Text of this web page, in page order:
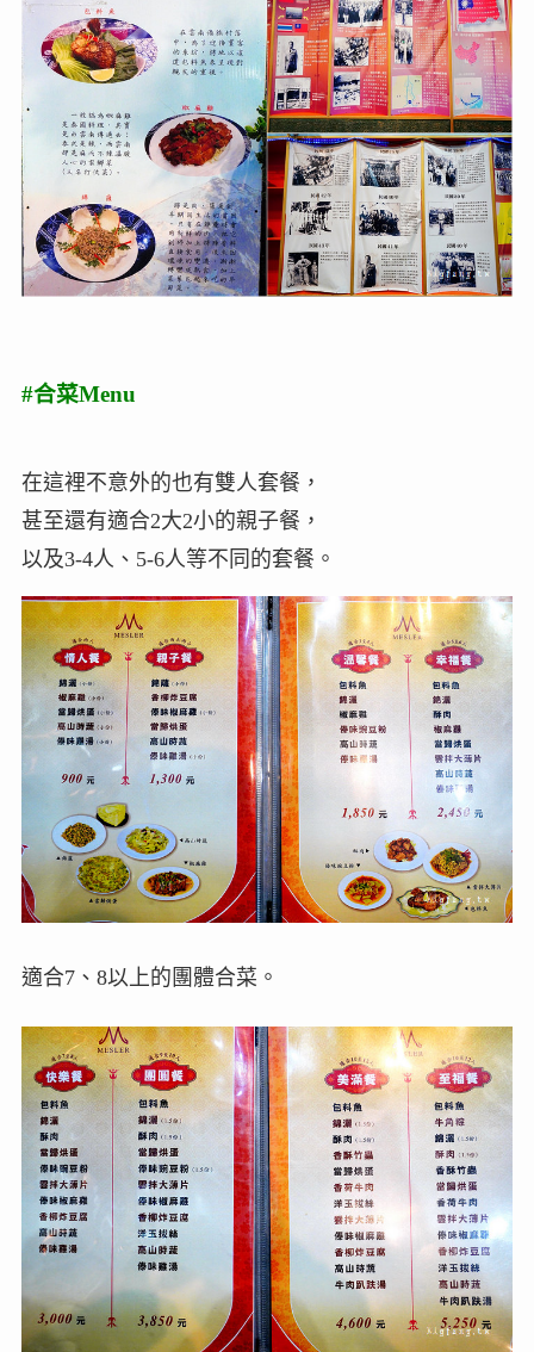
#合菜Menu
在這裡不意外的也有雙人套餐，
甚至還有適合2大2小的親子餐，
以及3-4人、5-6人等不同的套餐。
適合7、8以上的團體合菜。